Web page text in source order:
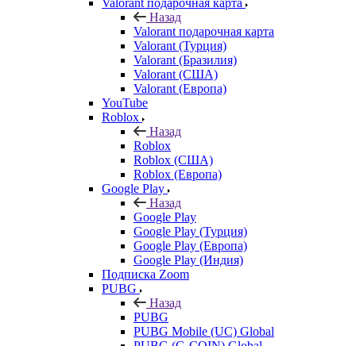
Valorant подарочная карта
Назад
Valorant подарочная карта
Valorant (Турция)
Valorant (Бразилия)
Valorant (США)
Valorant (Европа)
YouTube
Roblox
Назад
Roblox
Roblox (США)
Roblox (Европа)
Google Play
Назад
Google Play
Google Play (Турция)
Google Play (Европа)
Google Play (Индия)
Подписка Zoom
PUBG
Назад
PUBG
PUBG Mobile (UC) Global